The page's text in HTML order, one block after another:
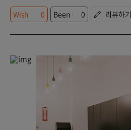
Wish
0 Been 0 리뷰하기